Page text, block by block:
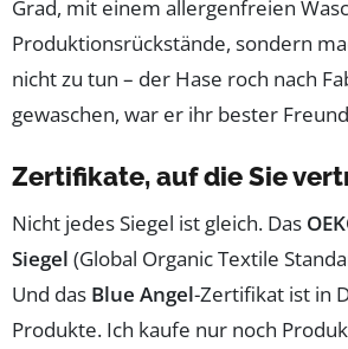
Grad, mit einem allergenfreien
Produktionsrückstände, sondern
nicht zu tun – der Hase roch nach
gewaschen, war er ihr bester
Zertifikate, auf die Sie
Nicht jedes Siegel ist gleich. Das
Siegel (Global Organic Textile
Und das Blue Angel-Zertifikat ist in
Produkte. Ich kaufe nur noch